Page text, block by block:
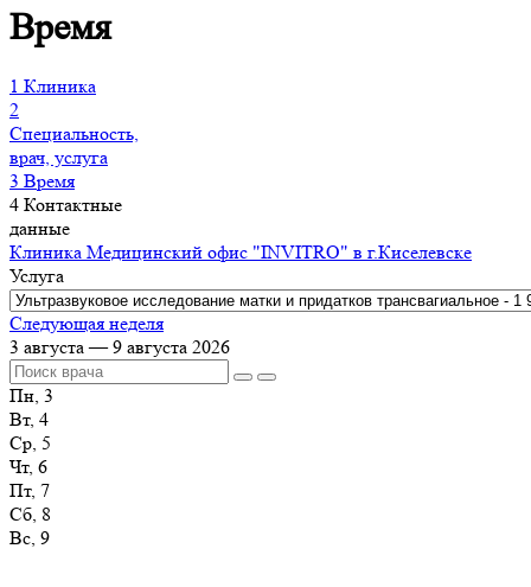
Время
1 Клиника
2
Специальность,
врач, услуга
3 Время
4 Контактные
данные
Клиника Медицинский офис "INVITRO" в г.Киселевске
Услуга
Следующая неделя
3 августа — 9 августа 2026
Пн, 3
Вт, 4
Ср, 5
Чт, 6
Пт, 7
Сб, 8
Вс, 9